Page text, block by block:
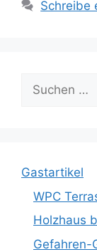
Schreibe
Suche
nach:
Gastartikel
WPC
Holzhaus
Gefahren-